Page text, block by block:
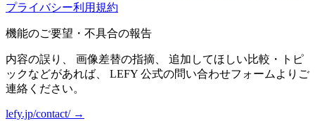
プライバシー利用規約
機能のご要望・不具合の報告
内容の誤り、 画像差替の指摘、 追加してほしい比較・トピ
ックなどがあれば、 LEFY 公式の問い合わせフォームよりご
連絡ください。
lefy.jp/contact/ →